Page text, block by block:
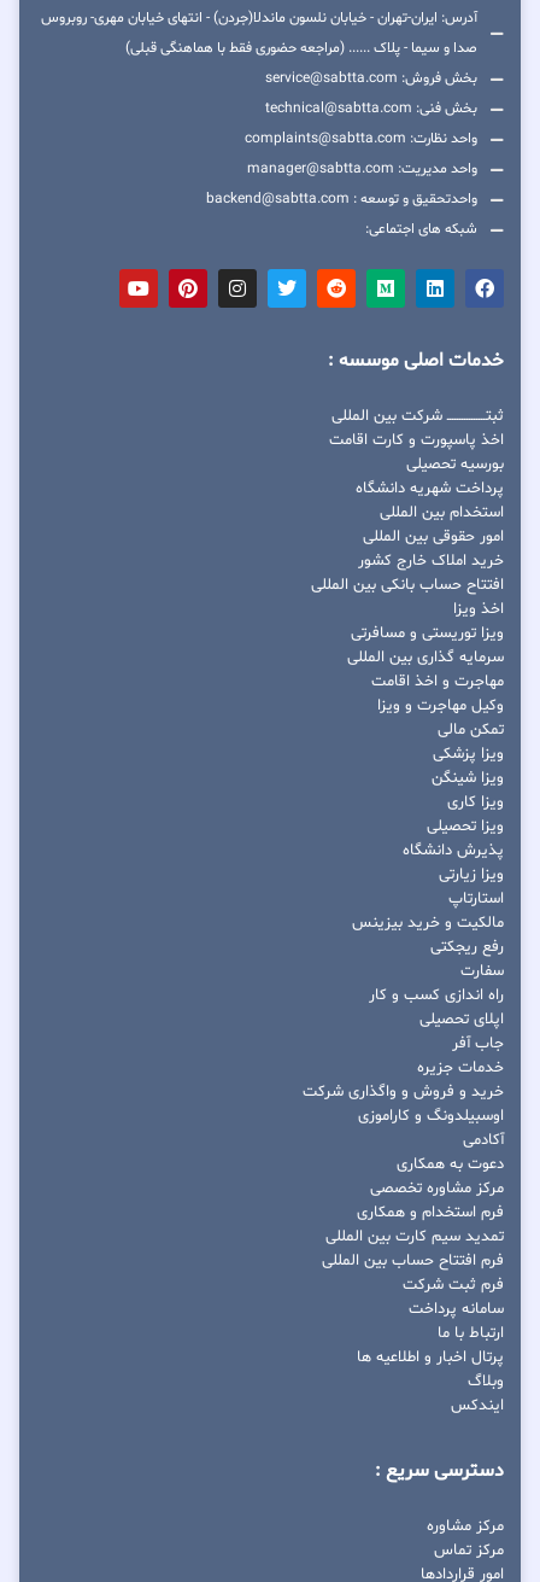
آدرس: ایران-تهران - خیابان نلسون ماندلا(جردن) - انتهای خیابان مهری- روبروس
صدا و سیما - پلاک ...... (مراجعه حضوری فقط با هماهنگی قبلی)
بخش فروش: service@sabtta.com
بخش فنی: technical@sabtta.com
واحد نظارت: complaints@sabtta.com
واحد مدیریت: manager@sabtta.com
واحدتحقیق و توسعه : backend@sabtta.com
شبکه های اجتماعی:
خدمات اصلی موسسه :
ثبتــــــــــــــــ شرکت بین المللی
اخذ پاسپورت و کارت اقامت
بورسیه تحصیلی
پرداخت شهریه دانشگاه
استخدام بین المللی
امور حقوقی بین المللی
خرید املاک خارج کشور
افتتاح حساب بانکی بین المللی
اخذ ویزا
ویزا توریستی و مسافرتی
سرمایه گذاری بین المللی
مهاجرت و اخذ اقامت
وکیل مهاجرت و ویزا
تمکن مالی
ویزا پزشکی
ویزا شینگن
ویزا کاری
ویزا تحصیلی
پذیرش دانشگاه
ویزا زیارتی
استارتاپ
مالکیت و خرید بیزینس
رفع ریجکتی
سفارت
راه اندازی کسب و کار
اپلای تحصیلی
جاب آفر
خدمات جزیره
خرید و فروش و واگذاری شرکت
اوسبیلدونگ و کاراموزی
آکادمی
دعوت به همکاری
مرکز مشاوره تخصصی
فرم استخدام و همکاری
تمدید سیم کارت بین المللی
فرم افتتاح حساب بین المللی
فرم ثبت شرکت
سامانه پرداخت
ارتباط با ما
پرتال اخبار و اطلاعیه ها
وبلاگ
ایندکس
دسترسی سریع :
مرکز مشاوره
مرکز تماس
امور قراردادها